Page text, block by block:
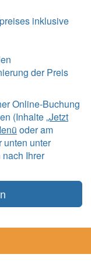
inklusive
der Preis
Online-Buchung
(Inhalte„Jetzt
oder am
unten unter
Ihrer